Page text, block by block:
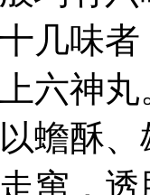
几味
六神
蟾酥
窜，